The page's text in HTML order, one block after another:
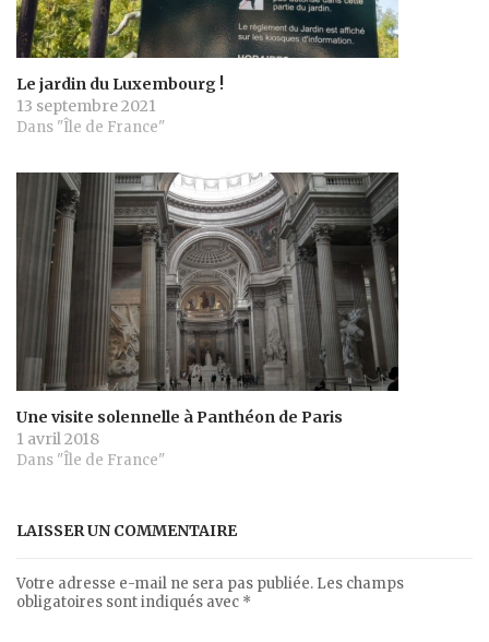
Le jardin du Luxembourg !
13 septembre 2021
Dans "Île de France"
Une visite solennelle à Panthéon de Paris
1 avril 2018
Dans "Île de France"
LAISSER UN COMMENTAIRE
Votre adresse e-mail ne sera pas publiée. Les champs
obligatoires sont indiqués avec *